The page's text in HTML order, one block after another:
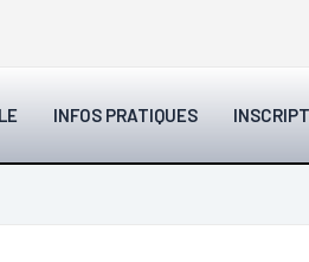
INFOS PRATIQUES